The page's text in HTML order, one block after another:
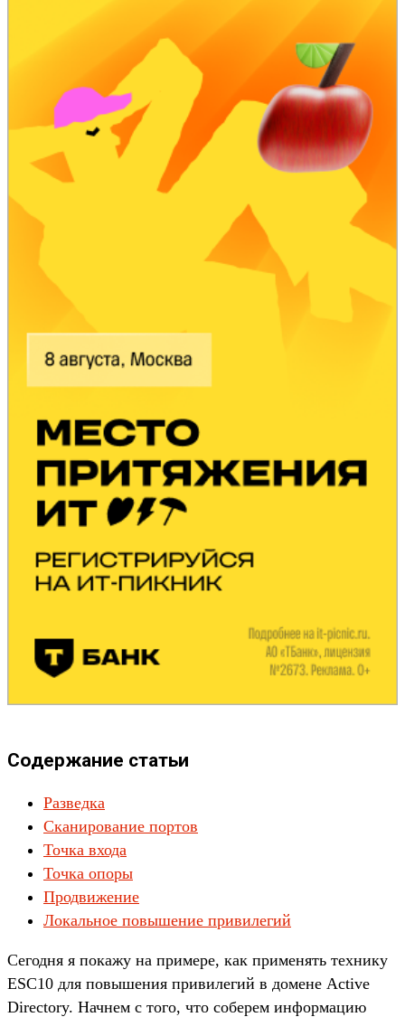
Содержание статьи
Разведка
Сканирование портов
Точка входа
Точка опоры
Продвижение
Локальное повышение привилегий
Се­год­ня я покажу на при­мере, как при­менять тех­нику
ESC10 для повыше­ния при­виле­гий в домене Active
Directory. Нач­нем с того, что соберем информа­цию